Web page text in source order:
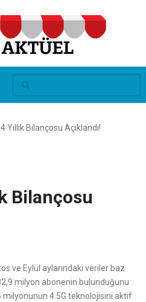
Yıllık Bilançosu Açıklandı!
Bilançosu
ve Eylül aylarındaki veriler baz
82,9 milyon abonenin bulunduğunu
milyonunun 4.5G teknolojisini aktif